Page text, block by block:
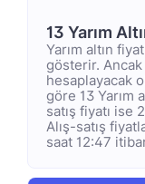
13 Yarım
Yarım altın
gösterir. Ancak
hesaplayacak
göre 13 Yarım
satış fiyatı ise
Alış-satış
saat 12:47